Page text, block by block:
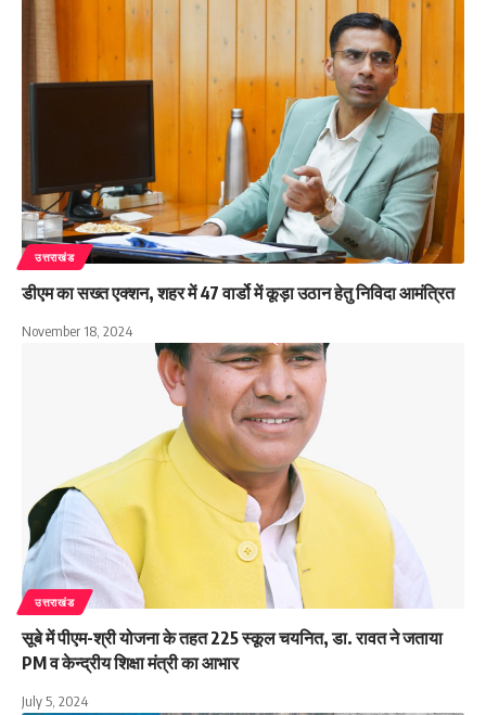
उत्तराखंड
डीएम का सख्त एक्शन, शहर में 47 वार्डो में कूड़ा उठान हेतु निविदा आमंत्रित
November 18, 2024
उत्तराखंड
सूबे में पीएम-श्री योजना के तहत 225 स्कूल चयनित, डा. रावत ने जताया
PM व केन्द्रीय शिक्षा मंत्री का आभार
July 5, 2024